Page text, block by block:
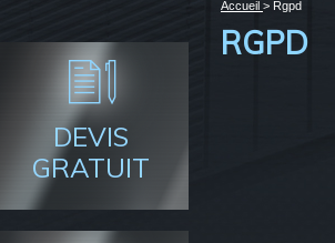
DEVIS
GRATUIT
Accueil > Rgpd
RGPD